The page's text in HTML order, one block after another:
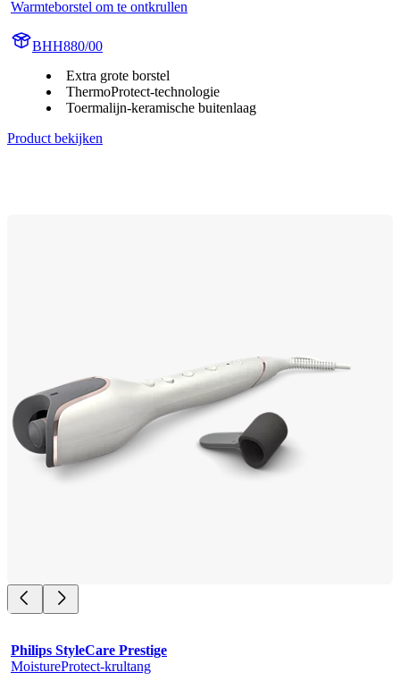
Warmteborstel om te ontkrullen
BHH880/00
Extra grote borstel
ThermoProtect-technologie
Toermalijn-keramische buitenlaag
Product bekijken
Philips StyleCare Prestige
MoistureProtect-krultang